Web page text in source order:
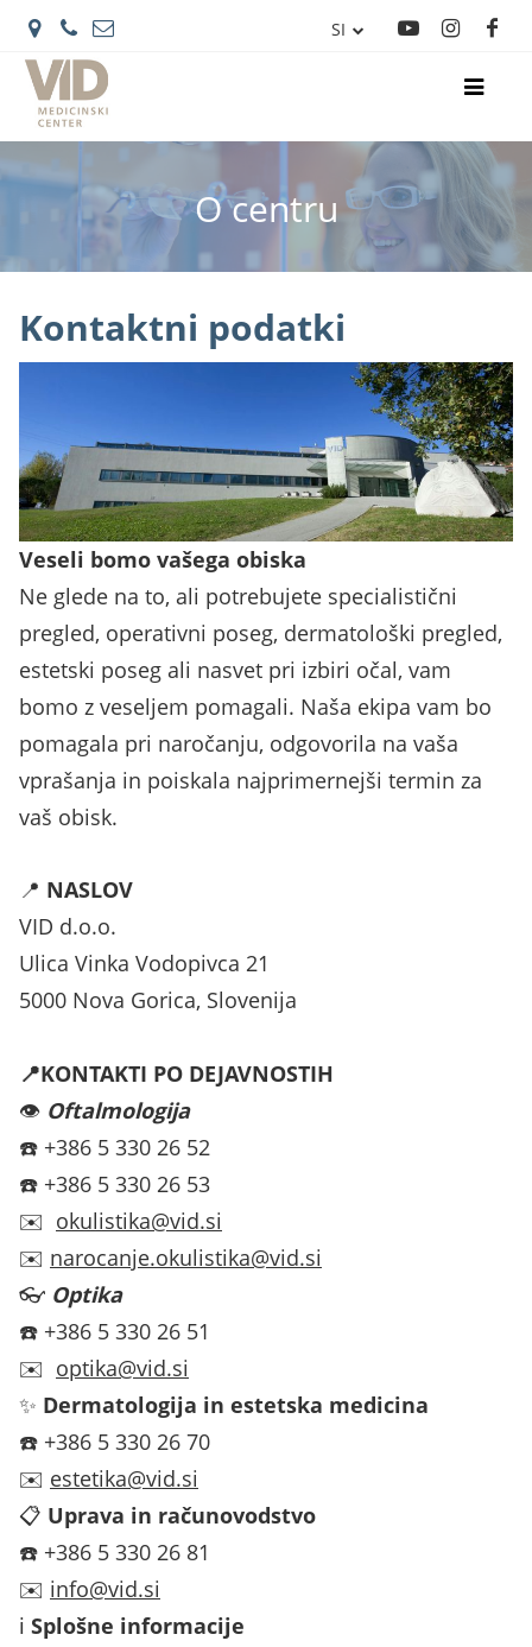
SI
O centru
Kontaktni podatki
Veseli bomo vašega obiska
Ne glede na to, ali potrebujete specialistični
pregled, operativni poseg, dermatološki pregled,
estetski poseg ali nasvet pri izbiri očal, vam
bomo z veseljem pomagali. Naša ekipa vam bo
pomagala pri naročanju, odgovorila na vaša
vprašanja in poiskala najprimernejši termin za
vaš obisk.
📍 NASLOV
VID d.o.o.
Ulica Vinka Vodopivca 21
5000 Nova Gorica, Slovenija
📍KONTAKTI PO DEJAVNOSTIH
👁️ Oftalmologija
☎️ +386 5 330 26 52
☎️ +386 5 330 26 53
✉️ okulistika@vid.si
✉️ narocanje.okulistika@vid.si
👓 Optika
☎️ +386 5 330 26 51
✉️ optika@vid.si
✨ Dermatologija in estetska medicina
☎️ +386 5 330 26 70
✉️ estetika@vid.si
📋 Uprava in računovodstvo
☎️ +386 5 330 26 81
✉️ info@vid.si
ℹ️ Splošne informacije